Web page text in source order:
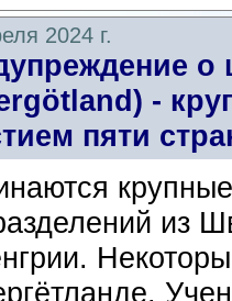
2024 г.
о
-
пяти
из